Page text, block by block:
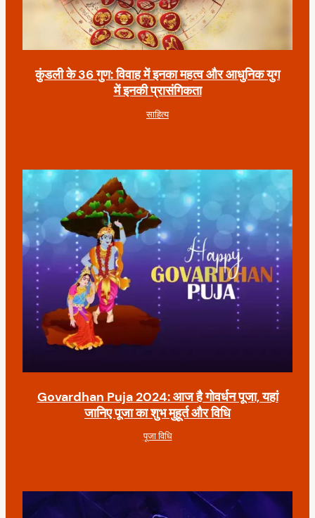
कुंडली के 36 गुण: विवाह में इनका महत्व और आधुनिक युग
में इनकी प्रासंगिकता
साहित्य
Govardhan Puja 2024: आज है गोवर्धन पूजा, यहां
जानिए पूजा का शुभ मुहूर्त और विधि
पूजा विधि